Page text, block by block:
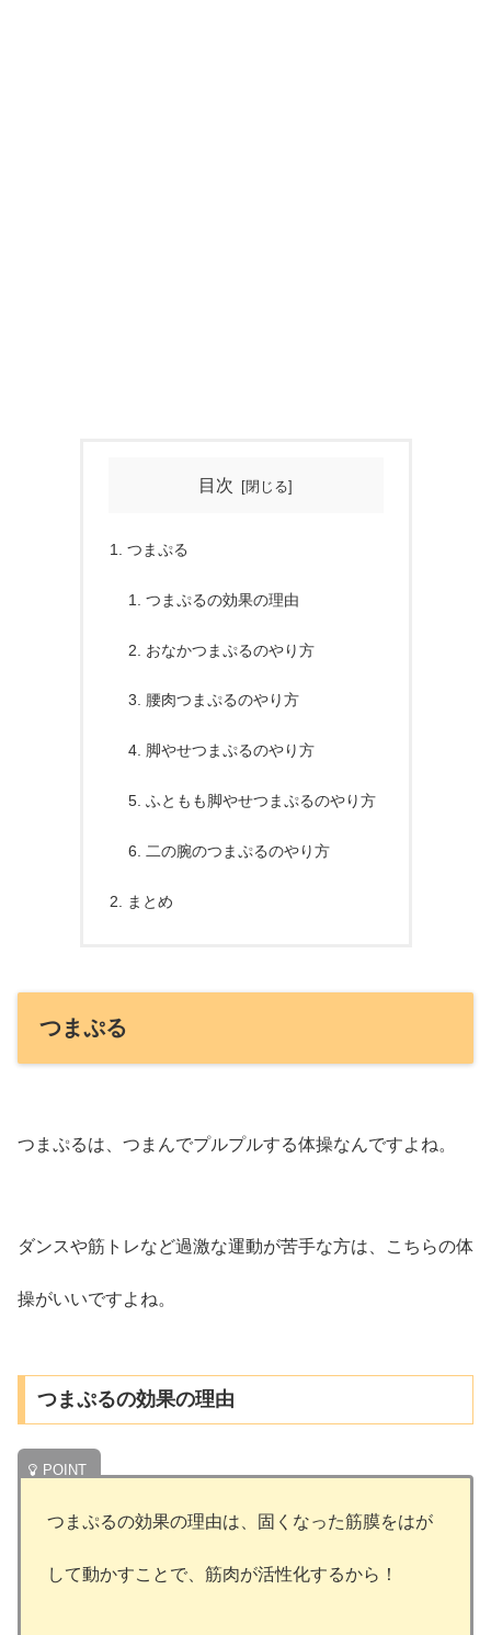
目次
つまぷる
つまぷるの効果の理由
おなかつまぷるのやり方
腰肉つまぷるのやり方
脚やせつまぷるのやり方
ふともも脚やせつまぷるのやり方
二の腕のつまぷるのやり方
まとめ
つまぷる
つまぷるは、つまんでプルプルする体操なんですよね。
ダンスや筋トレなど過激な運動が苦手な方は、こちらの体
操がいいですよね。
つまぷるの効果の理由
つまぷるの効果の理由は、固くなった筋膜をはが
して動かすことで、筋肉が活性化するから！